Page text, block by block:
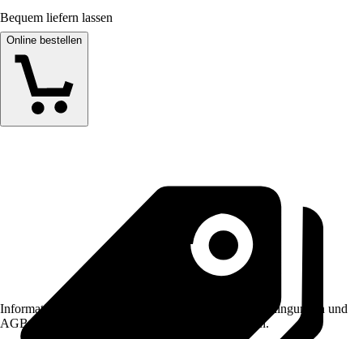
Bequem liefern lassen
Online bestellen
Informationen des Verkäufers, wie z. B. Rückgabebedingungen und
AGB, finden Sie bei Klick auf den Verkäufernamen.